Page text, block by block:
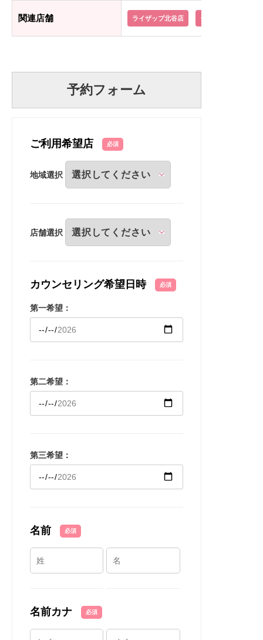
関連店舗 ライザップ北谷店 ライザップ那覇店
予約フォーム
ご利用希望店 必須
地域選択
店舗選択
カウンセリング希望日時 必須
第一希望：
第二希望：
第三希望：
名前 必須
名前カナ 必須